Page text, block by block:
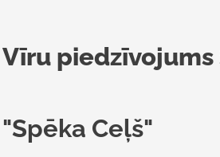
Vīru piedzīvojums
"Spēka Ceļš"